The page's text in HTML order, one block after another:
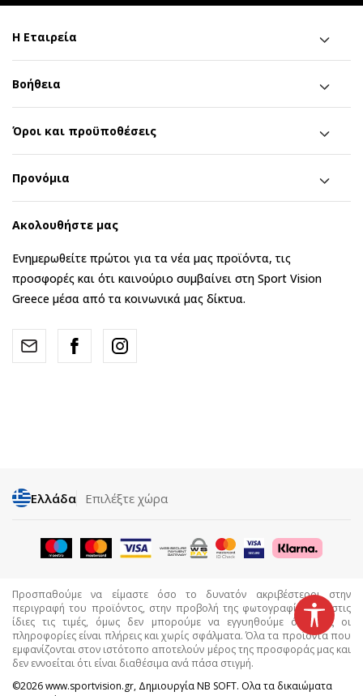
Η Εταιρεία
Βοήθεια
Όροι και προϋποθέσεις
Προνόμια
Ακολουθήστε μας
Ενημερωθείτε πρώτοι για τα νέα μας προϊόντα, τις
προσφορές και ότι καινούριο συμβαίνει στη Sport Vision
Greece μέσα από τα κοινωνικά μας δίκτυα.
Ελλάδα Επιλέξτε χώρα
Προσπαθούμε να είμαστε όσο το δυνατόν ακριβέστεροι στην
περιγραφή του προϊόντος, στην προβολή της φωτογραφίας και στις
ίδιες τις τιμές, όμως δεν μπορούμε να εγγυηθούμε ότι όλες οι
πληροφορίες είναι πλήρεις και χωρίς σφάλματα. Όλα τα προϊόντα που
εμφανίζονται στον ιστότοπο αποτελούν μέρος της προσφοράς μας και
δεν εννοείται ότι είναι διαθέσιμα ανά πάσα στιγμή.
©2026www.sportvision.gr, ΔημιουργίαNB SOFT. Ολα τα δικαιώματα